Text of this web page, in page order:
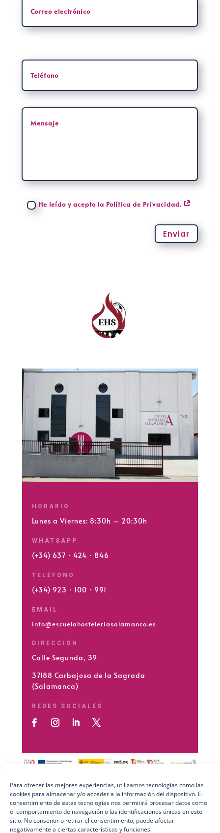
Para ofrecer las mejores experiencias, utilizamos tecnologías como las
cookies para almacenar y/o acceder a la información del dispositivo. El
consentimiento de estas tecnologías nos permitirá procesar datos como
el comportamiento de navegación o las identificaciones únicas en este
sitio. No consentir o retirar el consentimiento, puede afectar
negativamente a ciertas características y funciones.
He leído y acepto la Política de Privacidad.
Enviar
HORARIO
Lunes a Viernes: 8:30h – 20:30h
WHATSAPP
(+34) 637 · 424 · 846
TELÉFONO
(+34) 923 · 100 · 991
EMAIL
info@escuelahosteleriasalamanca.es
DIRECCIÓN
Calle Segunda, 39
37188 Carbajosa de la Sagrada
(Salamanca)
REDES SOCIALES
Preguntas Frecuentes (FAQs)
Aviso Legal